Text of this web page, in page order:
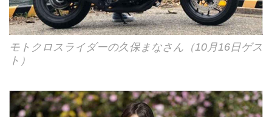
モトクロスライダーの久保まなさん（10月16日ゲス
ト）